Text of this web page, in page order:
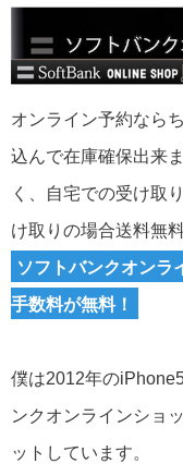
オンライン予約なら
込んで在庫確保出来
く、自宅での受け取
け取りの場合送料無
ソフトバンクオンラ
手数料が無料！
僕は2012年の
ンクオンラインショ
ットしています。